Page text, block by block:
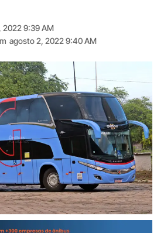
2022 9:39 AM
agosto 2, 2022 9:40 AM